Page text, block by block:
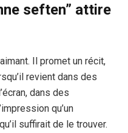
seften” attire
Il promet un récit,
revient dans des
dans des
qu’un
suffirait de le trouver.